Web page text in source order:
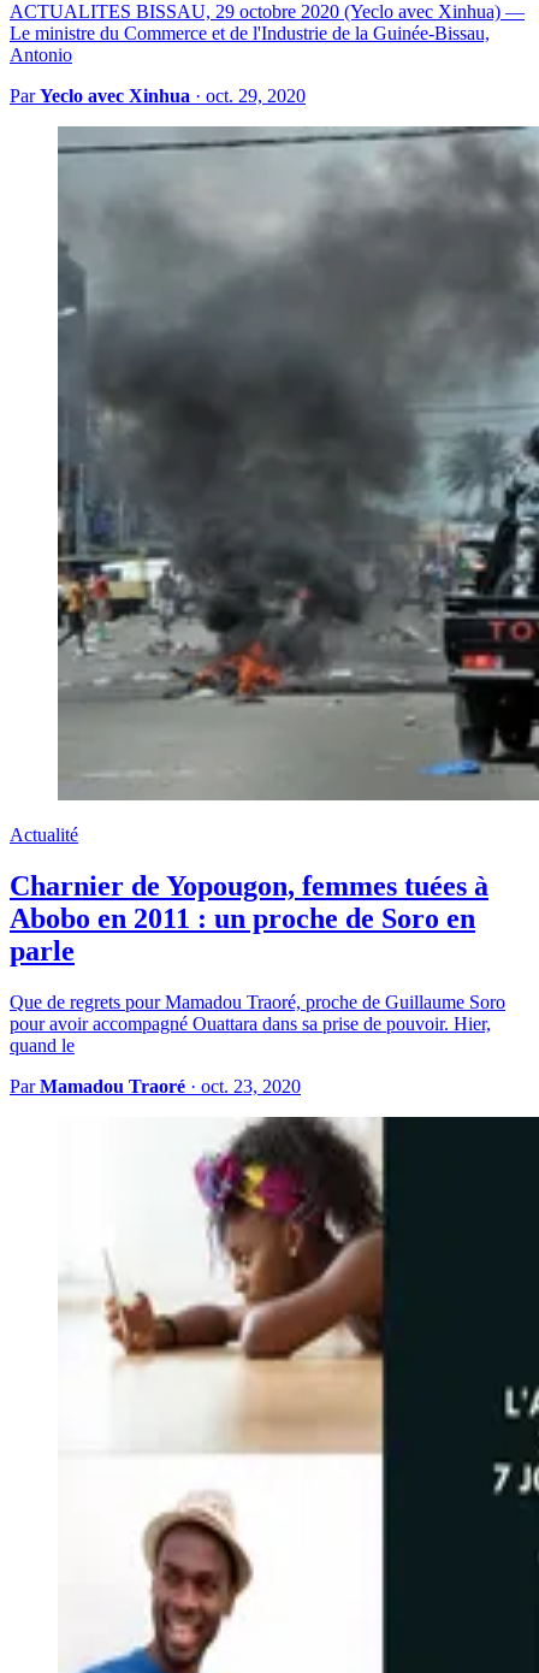
ACTUALITES BISSAU, 29 octobre 2020 (Yeclo avec Xinhua) —
Le ministre du Commerce et de l'Industrie de la Guinée-Bissau,
Antonio
ParYeclo avec Xinhua · oct. 29, 2020
Actualité
Charnier de Yopougon, femmes tuées à
Abobo en 2011 : un proche de Soro en
parle
Que de regrets pour Mamadou Traoré, proche de Guillaume Soro
pour avoir accompagné Ouattara dans sa prise de pouvoir. Hier,
quand le
ParMamadou Traoré · oct. 23, 2020